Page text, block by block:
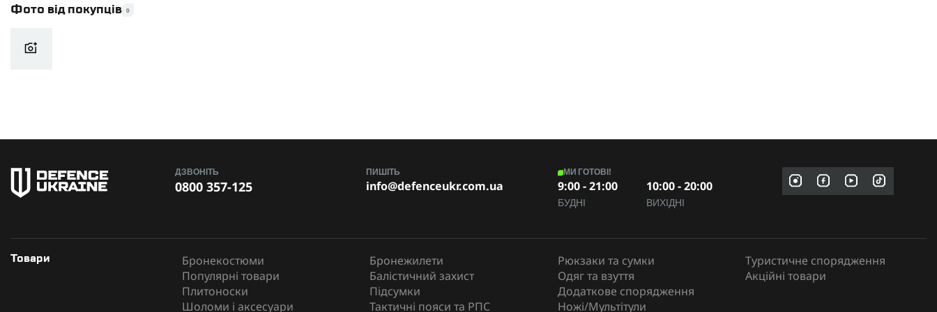
Форма клинка
Твердість клинка +-58 HRC
Тип заточення Прямий
Ganzo
Фото від покупців 0
ДЗВОНІТЬ
0800 357-125
ПИШІТЬ
info@defenceukr.com.ua
МИ ГОТОВІ!
9:00 - 21:00
БУДНІ
10:00 - 20:00
ВИХІДНІ
Товари
Бронекостюми
Популярні товари
Плитоноски
Шоломи і аксесуари
Бронежилети
Балістичний захист
Підсумки
Тактичні пояси та РПС
Рюкзаки та сумки
Одяг та взуття
Додаткове спорядження
Ножі/Мультітули
Туристичне спорядження
Акційні товари